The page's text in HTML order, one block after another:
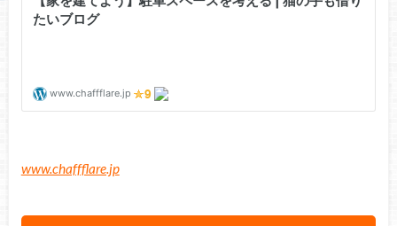
www.chaffflare.jp